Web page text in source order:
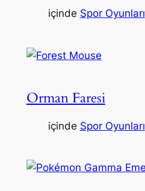
içinde Spor Oyunları
Orman Faresi
içinde Spor Oyunları